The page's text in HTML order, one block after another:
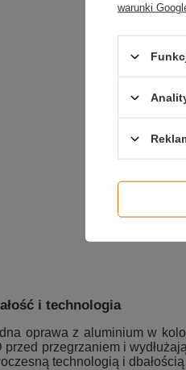
i technologia
oprawa z aluminium w
przed przegrzaniem i
technologią i
warunki